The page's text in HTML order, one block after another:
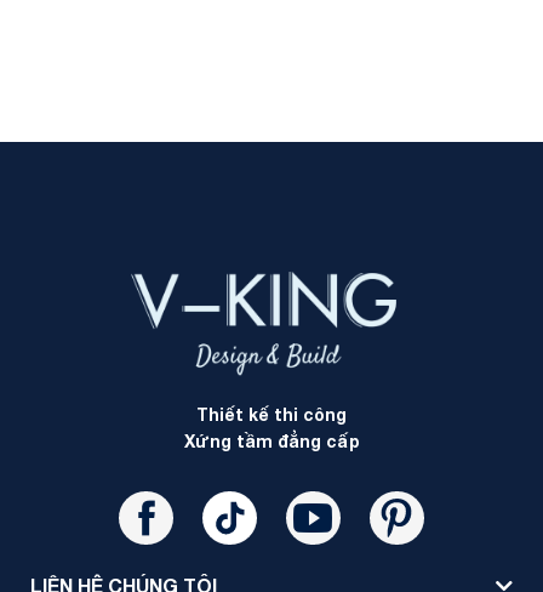
Thiết kế thi công
Xứng tầm đẳng cấp
LIÊN HỆ CHÚNG TÔI